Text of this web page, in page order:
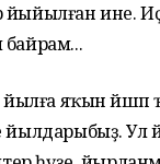
йыйылған ине.
байрам...
йылға яҡын
йылдарыбыҙ. Ул